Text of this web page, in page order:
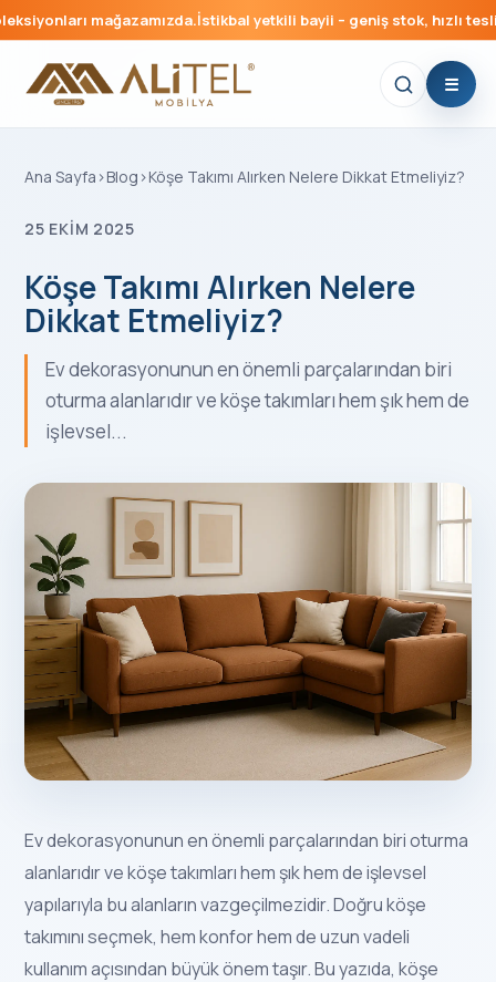
mağazamızda.İstikbal yetkili bayii – geniş stok, hızlı
Ana Sayfa ›Blog ›Köşe Takımı Alırken Nelere Dikkat Etmeliyiz?
25 EKIM 2025
Köşe Takımı Alırken Nelere
Dikkat Etmeliyiz?
Ev dekorasyonunun en önemli parçalarından biri
oturma alanlarıdır ve köşe takımları hem şık hem de
işlevsel...
Ev dekorasyonunun en önemli parçalarından biri oturma
alanlarıdır ve köşe takımları hem şık hem de işlevsel
yapılarıyla bu alanların vazgeçilmezidir. Doğru köşe
takımını seçmek, hem konfor hem de uzun vadeli
kullanım açısından büyük önem taşır. Bu yazıda, köşe